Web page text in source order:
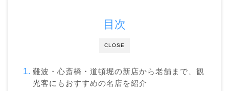
CLOSE
目次
難波・心斎橋・道頓堀の新店から老舗まで、観
光客にもおすすめの名店を紹介